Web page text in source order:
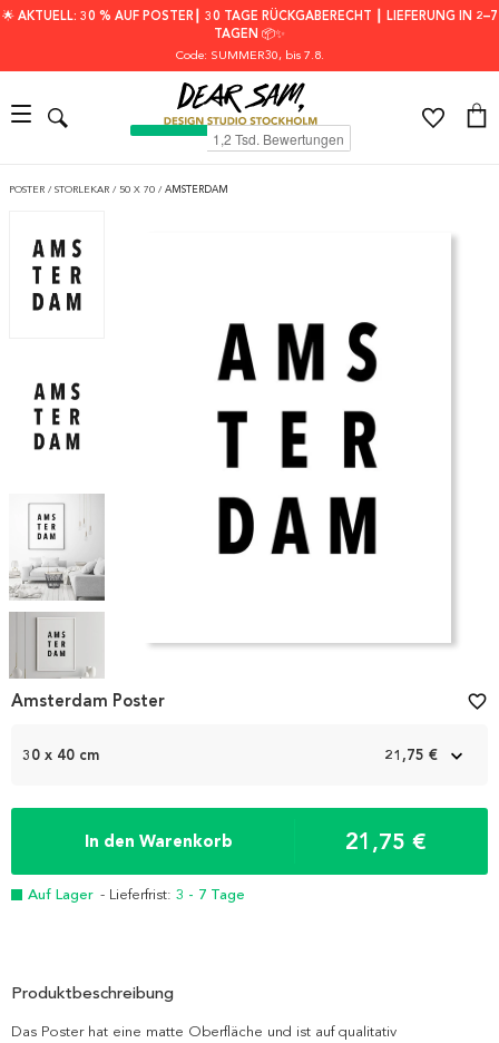
🌟 AKTUELL: 30 % AUF POSTER┃ 30 TAGE RÜCKGABERECHT ┃ LIEFERUNG IN 2–7
TAGEN 📦✨
Code: SUMMER30, bis 7.8.
POSTER / STORLEKAR / 50 X 70 / AMSTERDAM
Item
1
30 x 40 cm 21,75 €
In den Warenkorb 21,75 €
Auf Lager - Lieferfrist: 3 - 7 Tage
Amsterdam Poster favorite_border
Produktbeschreibung
Das Poster hat eine matte Oberfläche und ist auf qualitativ